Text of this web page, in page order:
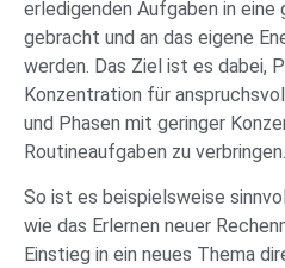
erledigenden Aufgaben in
gebracht und an das eigene
werden. Das Ziel ist es dabei,
Konzentration für
und Phasen mit geringer
Routineaufgaben zu verbringen.
So ist es beispielsweise
wie das Erlernen neuer
Einstieg in ein neues Thema